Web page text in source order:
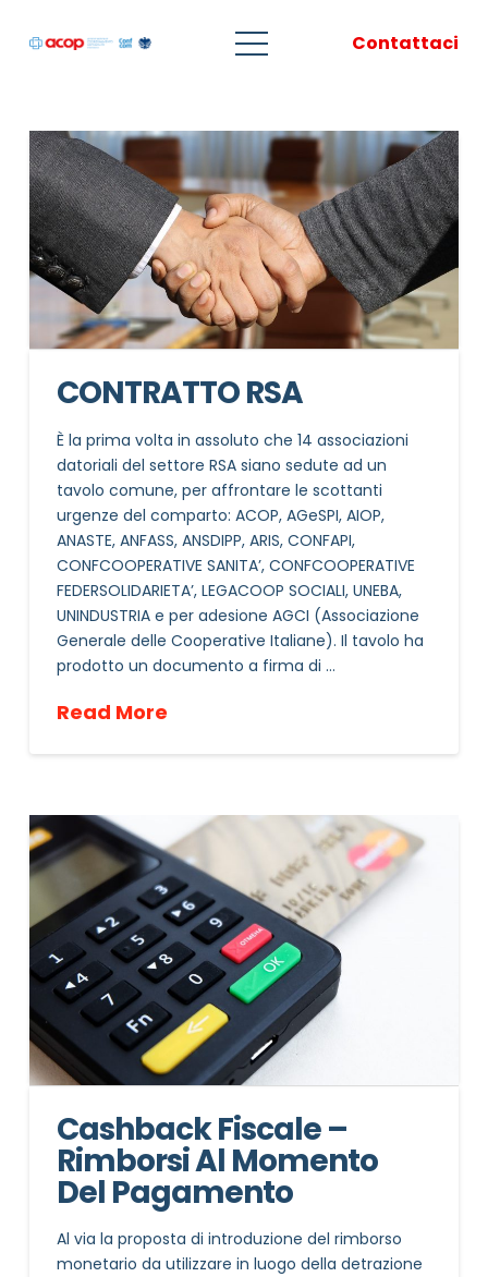
Contattaci
CONTRATTO RSA
È la prima volta in assoluto che 14 associazioni
datoriali del settore RSA siano sedute ad un
tavolo comune, per affrontare le scottanti
urgenze del comparto: ACOP, AGeSPI, AIOP,
ANASTE, ANFASS, ANSDIPP, ARIS, CONFAPI,
CONFCOOPERATIVE SANITA’, CONFCOOPERATIVE
FEDERSOLIDARIETA’, LEGACOOP SOCIALI, UNEBA,
UNINDUSTRIA e per adesione AGCI (Associazione
Generale delle Cooperative Italiane). Il tavolo ha
prodotto un documento a firma di …
Read More
Cashback Fiscale –
Rimborsi Al Momento
Del Pagamento
Al via la proposta di introduzione del rimborso
monetario da utilizzare in luogo della detrazione